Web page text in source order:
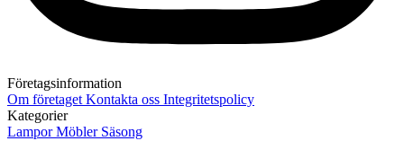
Företagsinformation
Om företaget Kontakta oss Integritetspolicy
Kategorier
LamporMöbler Säsong